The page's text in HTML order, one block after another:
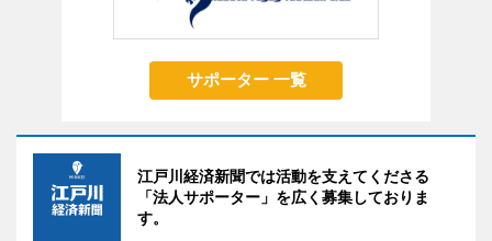
サポーター 一覧
江戸川経済新聞では活動を支えてくださる
「法人サポーター」を広く募集しておりま
す。